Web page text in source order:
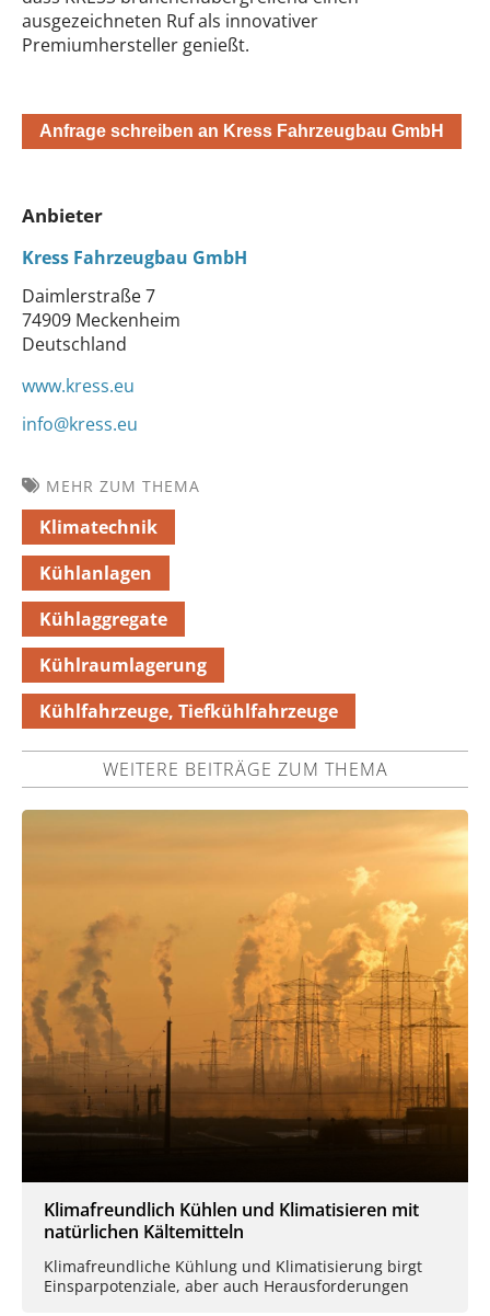
ausgezeichneten Ruf als innovativer
Premiumhersteller genießt.
Anfrage schreiben an Kress Fahrzeugbau GmbH
Anbieter
Kress Fahrzeugbau GmbH
Daimlerstraße 7
74909 Meckenheim
Deutschland
www.kress.eu
info@kress.eu
MEHR ZUM THEMA
Klimatechnik
Kühlanlagen
Kühlaggregate
Kühlraumlagerung
Kühlfahrzeuge, Tiefkühlfahrzeuge
WEITERE BEITRÄGE ZUM THEMA
Klimafreundlich Kühlen und Klimatisieren mit
natürlichen Kältemitteln
Klimafreundliche Kühlung und Klimatisierung birgt
Einsparpotenziale, aber auch Herausforderungen